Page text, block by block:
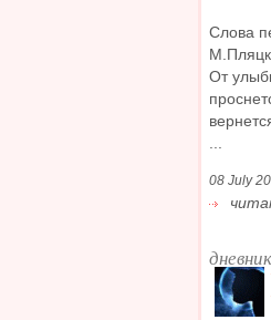
Слова
От
08 July